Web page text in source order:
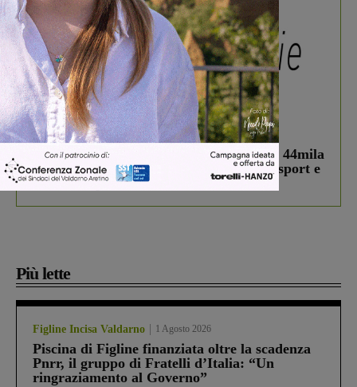
In vetrina 3 Agosto 2026
Estra Notizie agosto: Smart Cities, oltre 44mila
studenti coinvolti, torna il bando per lo sport e
debutta il podcast Estrair
Più lette
Figline Incisa Valdarno 1 Agosto 2026
Piscina di Figline finanziata oltre la scadenza
Pnrr, il gruppo di Fratelli d’Italia: “Un
ringraziamento al Governo”